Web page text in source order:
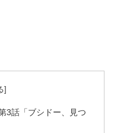
3話「ブシドー、見つ